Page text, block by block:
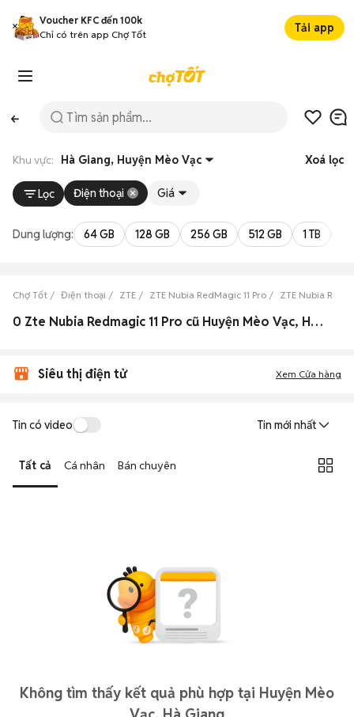
Voucher KFC đến 100k
Chỉ có trên app Chợ Tốt
Tải app
Khu vực: Hà Giang, Huyện Mèo Vạc Xoá lọc
Lọc Điện thoại Giá
Dung lượng: 64 GB 128 GB 256 GB 512 GB 1 TB
Chợ Tốt Điện thoại ZTE ZTE Nubia RedMagic 11 Pro ZTE Nubia
0 Zte Nubia Redmagic 11 Pro cũ Huyện Mèo Vạc, Hà Giang đẹp
Siêu thị điện tử Xem Cửa hàng
Tin có video Tin mới nhất
Tất cả Cá nhân Bán chuyên
Không tìm thấy kết quả phù hợp tại Huyện Mèo